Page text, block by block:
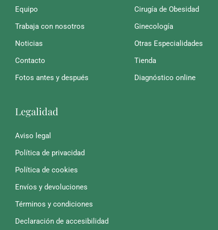
Equipo
Trabaja con nosotros
Noticias
Contacto
Fotos antes y después
Cirugía de Obesidad
Ginecología
Otras Especialidades
Tienda
Diagnóstico online
Legalidad
Aviso legal
Política de privacidad
Política de cookies
Envíos y devoluciones
Términos y condiciones
Declaración de accesibilidad